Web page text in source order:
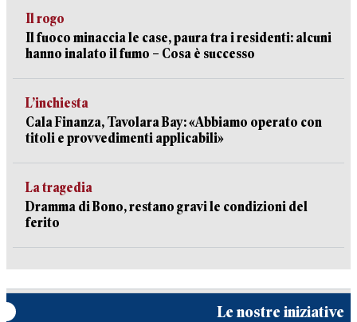
Il rogo
Il fuoco minaccia le case, paura tra i residenti: alcuni
hanno inalato il fumo – Cosa è successo
L’inchiesta
Cala Finanza, Tavolara Bay: «Abbiamo operato con
titoli e provvedimenti applicabili»
La tragedia
Dramma di Bono, restano gravi le condizioni del
ferito
Le nostre iniziative